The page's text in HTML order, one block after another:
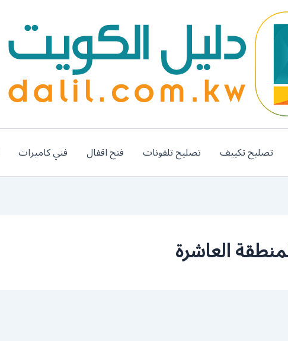
تصليح تكييف تصليح تلفونات فتح اقفال فني كاميرات
العاشرة